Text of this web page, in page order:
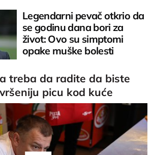
Legendarni pevač otkrio da
se godinu dana bori za
život: Ovo su simptomi
opake muške bolesti
treba da radite da biste
picu kod kuće